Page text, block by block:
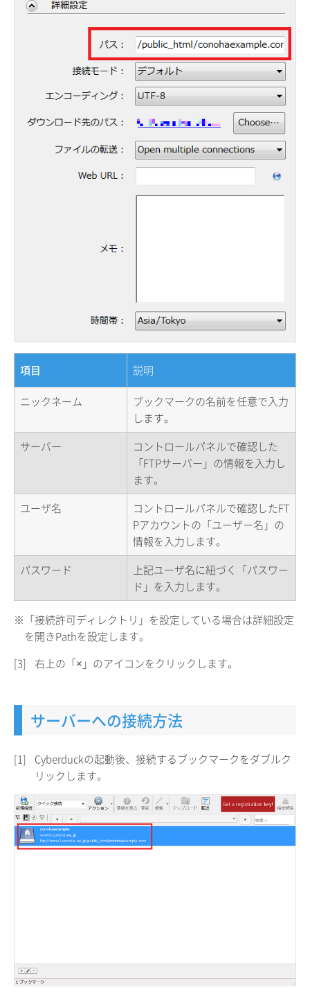
項目 説明
ニックネーム
ブックマークの名前を任意で入力
します。
サーバー
コントロールパネルで確認した
「FTPサーバー」の情報を入力し
ます。
ユーザ名
コントロールパネルで確認したFT
Pアカウントの「ユーザー名」の
情報を入力します。
パスワード
上記ユーザ名に紐づく「パスワー
ド」を入力します。
※「接続許可ディレクトリ」を設定している場合は詳細設定
を開きPathを設定します。
[3]
右上の「×」のアイコンをクリックします。
サーバーへの接続方法
[1]
Cyberduckの起動後、接続するブックマークをダブルク
リックします。